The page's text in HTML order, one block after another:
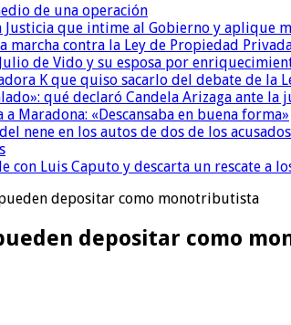
de una operación
que intime al Gobierno y aplique
marcha contra la Ley de Propiedad
de Vido y su esposa por
K que quiso sacarlo del debate de
qué declaró Candela Arizaga ante la
Maradona: «Descansaba en buena forma»
nene en los autos de dos de los acusados
Luis Caputo y descarta un rescate a
depositar como monotributista
depositar como